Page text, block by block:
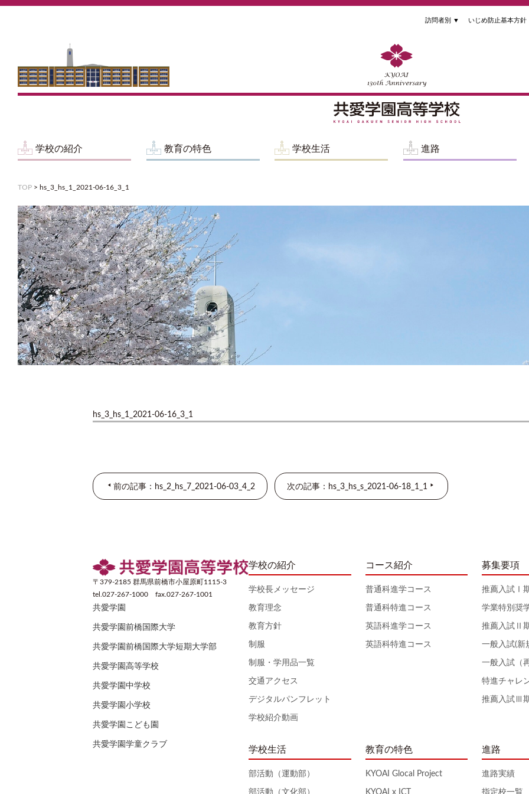
訪問者別 ▼ いじめ防止基本方針
学校の紹介 教育の特色 学校生活 進路
TOP > hs_3_hs_1_2021-06-16_3_1
hs_3_hs_1_2021-06-16_3_1
前の記事：hs_2_hs_7_2021-06-03_4_2 次の記事：hs_3_hs_s_2021-06-18_1_1
〒379-2185 群馬県前橋市小屋原町1115-3
tel.027-267-1000 fax.027-267-1001
共愛学園
共愛学園前橋国際大学
共愛学園前橋国際大学短期大学部
共愛学園高等学校
共愛学園中学校
共愛学園小学校
共愛学園こども園
共愛学園学童クラブ
学校の紹介
学校長メッセージ
教育理念
教育方針
制服
制服・学用品一覧
交通アクセス
デジタルパンフレット
学校紹介動画
学校生活
部活動（運動部）
部活動（文化部）
コース紹介
普通科進学コース
普通科特進コース
英語科進学コース
英語科特進コース
教育の特色
KYOAI Glocal Project
KYOAI x ICT
募集要項
推薦入試Ⅰ
学業特別奨
推薦入試Ⅱ
一般入試(新
一般入試（
特進チャレ
推薦入試Ⅲ
進路
進路実績
指定校一覧